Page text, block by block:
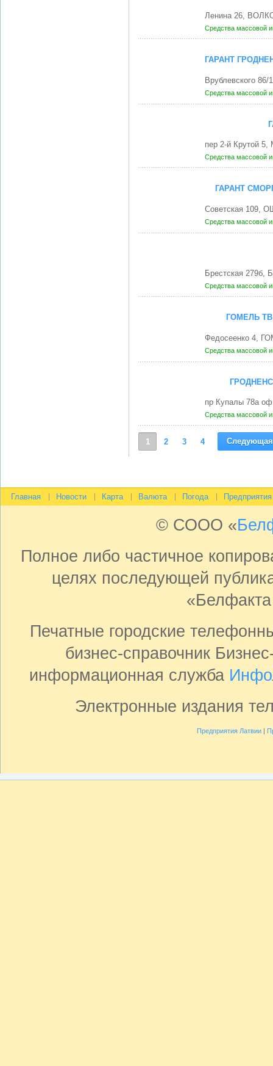
Ленина 26,
Средства массовой
ГАРАНТ
Врублевского
Средства массовой
пер 2-й Крутой
Средства массовой
ГАРАНТ
Советская 109,
Средства массовой
Брестская
Средства массовой
ГОМЕЛЬ
Федосеенко 4,
Средства массовой
пр Купалы 78а
Средства массовой
1 2 3 4 Следующая
Главная Новости Карта Валюта Погода Предприятия
© СООО «
Полное либо частичное
целях последующей
Печатные городские
бизнес-справочник
информационная служба
Электронные издания
Предприятия Латвии|